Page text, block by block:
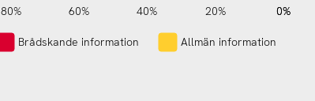
0%
20%
40%
60%
80% -40%
-20%
0%
120%
140%
Allmän information
Brådskande information